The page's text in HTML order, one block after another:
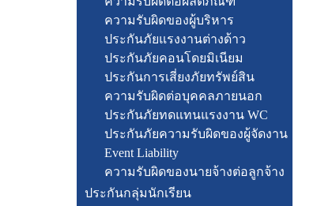
ความรับผิดของผู้บริหาร
ประกันภัยแรงงานต่างด้าว
ประกันภัยคอนโดยมิเนียม
ประกันการเสี่ยงภัยทรัพย์สิน
ความรับผิดต่อบุคคลภายนอก
ประกันภัยทดแทนแรงงาน WC
ประกันภัยความรับผิดของผู้จัดงาน
Event Liability
ความรับผิดของนายจ้างต่อลูกจ้าง
ประกันกลุ่มนักเรียน